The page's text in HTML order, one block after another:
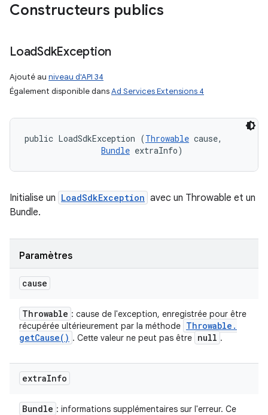
Constructeurs publics
LoadSdkException
Ajouté au niveau d'API 34
Également disponible dansAd Services Extensions 4
public LoadSdkException (Throwable cause,
Bundle extraInfo)
Initialise un LoadSdkException avec un Throwable et un
Bundle.
Paramètres
cause
Throwable : cause de l'exception, enregistrée pour être
récupérée ultérieurement par la méthode Throwable .
getCause( ) . Cette valeur ne peut pas être null .
extraInfo
Bundle : informations supplémentaires sur l'erreur. Ce